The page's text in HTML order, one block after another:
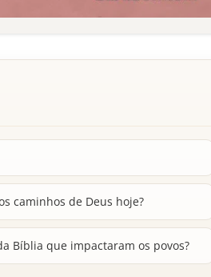
caminhos de Deus hoje?
Bíblia que impactaram os povos?